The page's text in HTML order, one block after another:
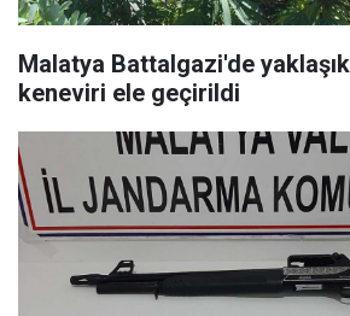
Malatya Battalgazi'de
keneviri ele geçirildi